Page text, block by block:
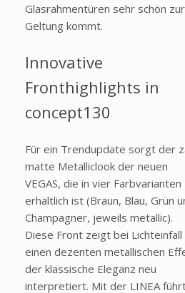
Glasrahmentüren sehr schön zur
Geltung kommt.
Innovative
Fronthighlights in
concept130
Für ein Trendupdate sorgt der
matte Metalliclook der neuen
VEGAS, die in vier Farbvarianten
erhältlich ist (Braun, Blau, Grün
Champagner, jeweils metallic).
Diese Front zeigt bei Lichteinfall
einen dezenten metallischen
der klassische Eleganz neu
interpretiert. Mit der LINEA